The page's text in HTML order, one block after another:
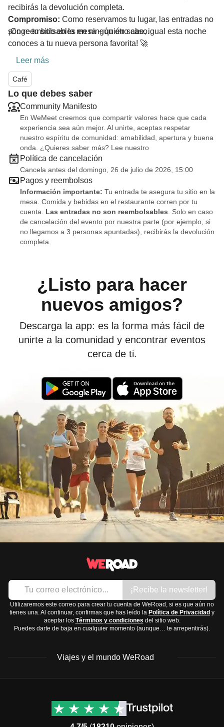
recibirás la devolución completa.
Compromiso: Como reservamos tu lugar, las entradas no
son reembolsables en ningún otro caso.
¡Coge tu sitio en la mesa – quién sabe, igual esta noche
conoces a tu nueva persona favorita! 🚀
Leer más
Café
Lo que debes saber
Community Manifesto
En WeMeet creemos que compartir valores hace que cada
experiencia sea aún mejor. Al unirte, aceptas respetar
nuestro espíritu de comunidad: amabilidad, apertura y buena
onda. ¿Quieres saber más? Lee nuestro
Política de cancelación
Cancela antes del domingo, 26 de julio de 2026, 15:00
Pagos y reembolsos
Información importante: Tu entrada te asegura tu sitio en la
mesa. Comida y bebidas en el restaurante corren por tu
cuenta. Las entradas no son reembolsables . Solo en caso
de cancelación del evento por nuestra parte (por ejemplo, si
no llegamos a 3 personas apuntadas), recibirás la devolución
completa.
¿Listo para hacer
nuevos amigos?
Descarga la app: es la forma más fácil de
unirte a la comunidad y encontrar eventos
cerca de ti.
¡Recibe la newsletter!
Utilizaremos este correo para crear tu cuenta de WeRoad, si es que aún no
tienes una. Al continuar, confirmas que has leído la Política de Privacidad y
aceptar los Términos y condiciones del sitio web.
Puedes darte de baja en cualquier momento (aunque… te arrepentirás).
Viajes y el mundo WeRoad
América del Norte
Contacto